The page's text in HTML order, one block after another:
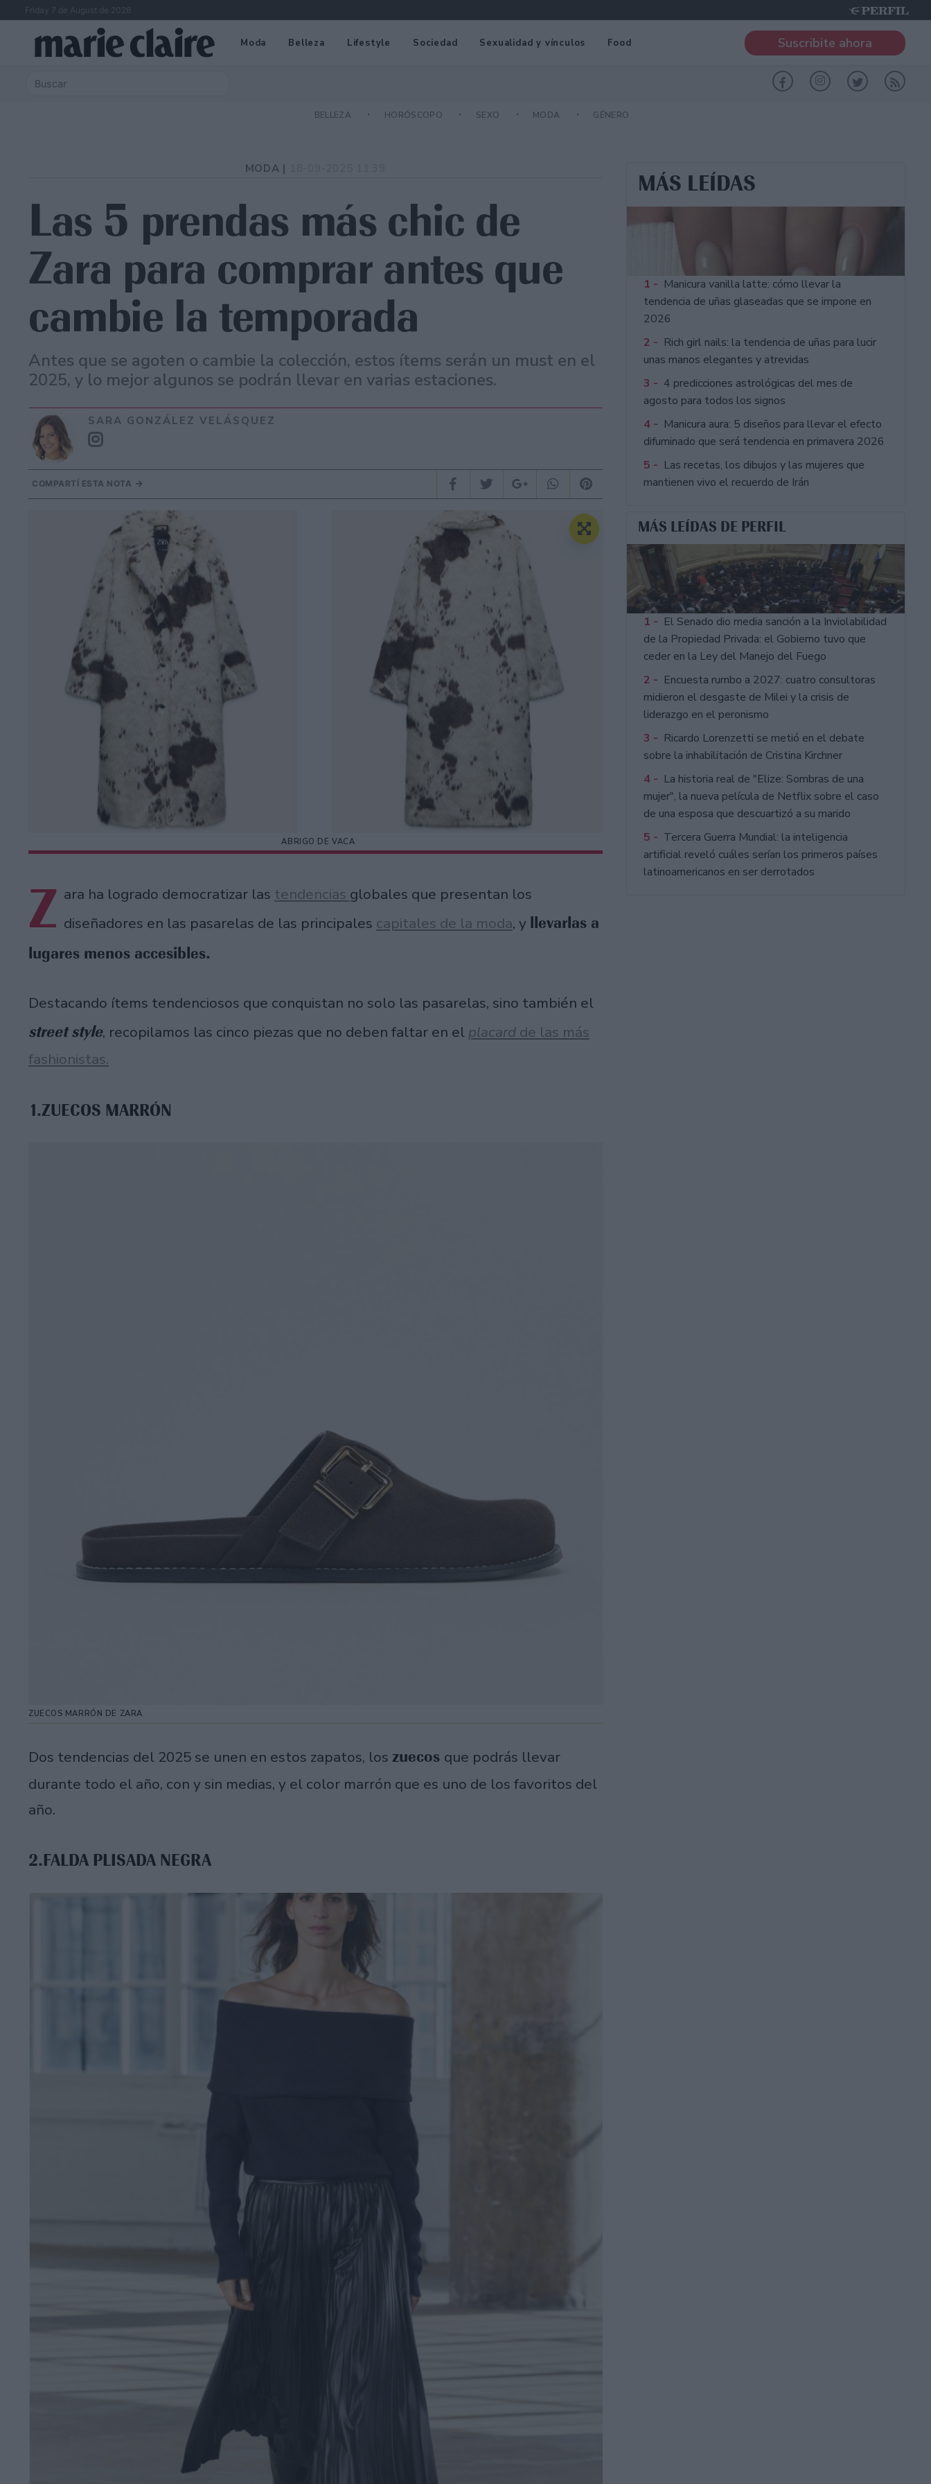
Friday 7 de August de 2026
Moda Belleza Lifestyle Sociedad Sexualidad y vínculos Food Suscribite ahora
BELLEZA HORÓSCOPO SEXO MODA GÉNERO
MODA |
Las 5 prendas más chic de
Zara para comprar antes que
cambie la temporada
Antes que se agoten o cambie la colección, estos ítems serán un must en el
2025, y lo mejor algunos se podrán llevar en varias estaciones.
SARA GONZÁLEZ VELÁSQUEZ
COMPARTÍ ESTA NOTA
ABRIGO DE VACA
Z ara ha logrado democratizar las tendencias globales que presentan los
diseñadores en las pasarelas de las principales capitales de la moda, y llevarlas a
lugares menos accesibles.
Destacando ítems tendenciosos que conquistan no solo las pasarelas, sino también el
street style, recopilamos las cinco piezas que no deben faltar en el placard de las más
fashionistas.
1.ZUECOS MARRÓN
ZUECOS MARRÓN DE ZARA
Dos tendencias del 2025 se unen en estos zapatos, los zuecos que podrás llevar
durante todo el año, con y sin medias, y el color marrón que es uno de los favoritos del
año.
2.FALDA PLISADA NEGRA
MÁS LEÍDAS
1 - Manicura vanilla latte: cómo llevar la
tendencia de uñas glaseadas que se impone en
2026
2 - Rich girl nails: la tendencia de uñas para lucir
unas manos elegantes y atrevidas
3 - 4 predicciones astrológicas del mes de
agosto para todos los signos
4 - Manicura aura: 5 diseños para llevar el efecto
difuminado que será tendencia en primavera 2026
5 - Las recetas, los dibujos y las mujeres que
mantienen vivo el recuerdo de Irán
MÁS LEÍDAS DE PERFIL
1 - El Senado dio media sanción a la Inviolabilidad
de la Propiedad Privada: el Gobierno tuvo que
ceder en la Ley del Manejo del Fuego
2 - Encuesta rumbo a 2027: cuatro consultoras
midieron el desgaste de Milei y la crisis de
liderazgo en el peronismo
3 - Ricardo Lorenzetti se metió en el debate
sobre la inhabilitación de Cristina Kirchner
4 - La historia real de "Elize: Sombras de una
mujer", la nueva película de Netflix sobre el caso
de una esposa que descuartizó a su marido
5 - Tercera Guerra Mundial: la inteligencia
artificial reveló cuáles serían los primeros países
latinoamericanos en ser derrotados